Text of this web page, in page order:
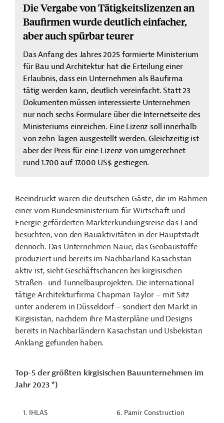
Die Vergabe von Tätigkeitslizenzen an
Baufirmen wurde deutlich einfacher,
aber auch spürbar teurer
Das Anfang des Jahres 2025 formierte Ministerium
für Bau und Architektur hat die Erteilung einer
Erlaubnis, dass ein Unternehmen als Baufirma
tätig werden kann, deutlich vereinfacht. Statt 23
Dokumenten müssen interessierte Unternehmen
nur noch sechs Formulare über die Internetseite des
Ministeriums einreichen. Eine Lizenz soll innerhalb
von zehn Tagen ausgestellt werden. Gleichzeitig ist
aber der Preis für eine Lizenz von umgerechnet
rund 1.700 auf 17.000 US$ gestiegen.
Beeindruckt waren die deutschen Gäste, die im Rahmen
einer vom Bundesministerium für Wirtschaft und
Energie geförderten Markterkundungsreise das Land
besuchten, von den Bauaktivitäten in der Hauptstadt
dennoch. Das Unternehmen Naue, das Geobaustoffe
produziert und bereits im Nachbarland Kasachstan
aktiv ist, sieht Geschäftschancen bei kirgisischen
Straßen- und Tunnelbauprojekten. Die international
tätige Architekturfirma Chapman Taylor – mit Sitz
unter anderem in Düsseldorf – sondiert den Markt in
Kirgisistan, nachdem ihre Masterpläne und Designs
bereits in Nachbarländern Kasachstan und Usbekistan
Anklang gefunden haben.
Top-5 der größten kirgisischen Bauunternehmen im
Jahr 2023 *)
1. IHLAS 6. Pamir Construction